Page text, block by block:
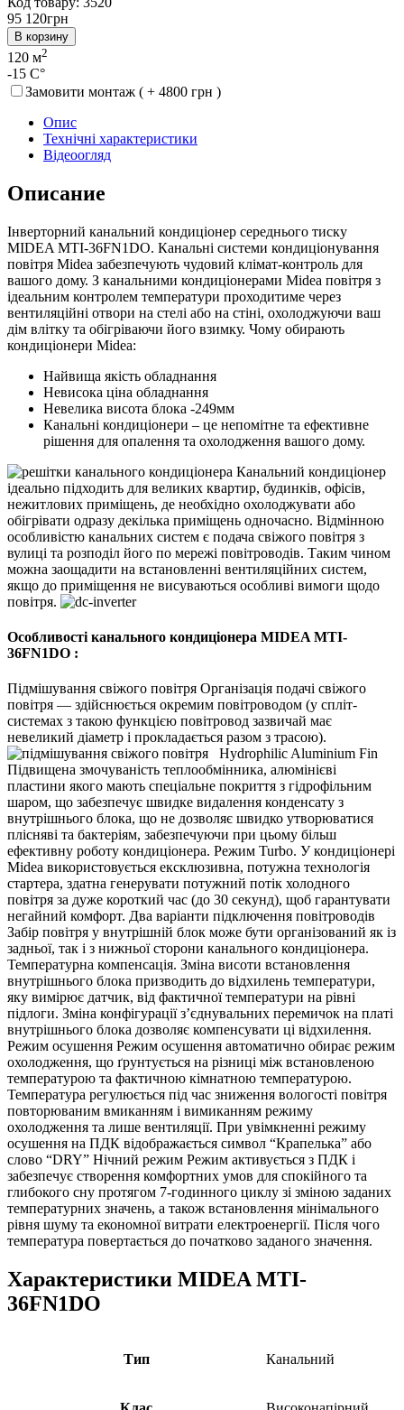
95 120грн
В корзину
120 м2
-15 C°
Замовити монтаж ( + 4800 грн )
Опис
Технічні характеристики
Відеоогляд
Описание
Інверторний канальний кондиціонер середнього тиску
MIDEA MTI-36FN1DO. Канальні системи кондиціонування
повітря Midea забезпечують чудовий клімат-контроль для
вашого дому. З канальними кондиціонерами Midea повітря з
ідеальним контролем температури проходитиме через
вентиляційні отвори на стелі або на стіні, охолоджуючи ваш
дім влітку та обігріваючи його взимку. Чому обирають
кондиціонери Midea:
Найвища якість обладнання
Невисока ціна обладнання
Невелика висота блока -249мм
Канальні кондиціонери – це непомітне та ефективне
рішення для опалення та охолодження вашого дому.
Канальний кондиціонер
ідеально підходить для великих квартир, будинків, офісів,
нежитлових приміщень, де необхідно охолоджувати або
обігрівати одразу декілька приміщень одночасно. Відмінною
особливістю канальних систем є подача свіжого повітря з
вулиці та розподіл його по мережі повітроводів. Таким чином
можна заощадити на встановленні вентиляційних систем,
якщо до приміщення не висуваються особливі вимоги щодо
повітря.
Особливості канального кондиціонера MIDEA MTI-
36FN1DO :
Підмішування свіжого повітря Організація подачі свіжого
повітря — здійснюється окремим повітроводом (у спліт-
системах з такою функцією повітровод зазвичай має
невеликий діаметр і прокладається разом з трасою).
Hydrophilic Aluminium Fin
Підвищена змочуваність теплообмінника, алюмінієві
пластини якого мають спеціальне покриття з гідрофільним
шаром, що забезпечує швидке видалення конденсату з
внутрішнього блока, що не дозволяє швидко утворюватися
плісняві та бактеріям, забезпечуючи при цьому більш
ефективну роботу кондиціонера. Режим Turbo. У кондиціонері
Midea використовується ексклюзивна, потужна технологія
стартера, здатна генерувати потужний потік холодного
повітря за дуже короткий час (до 30 секунд), щоб гарантувати
негайний комфорт. Два варіанти підключення повітроводів
Забір повітря у внутрішній блок може бути організований як із
задньої, так і з нижньої сторони канального кондиціонера.
Температурна компенсація. Зміна висоти встановлення
внутрішнього блока призводить до відхилень температури,
яку вимірює датчик, від фактичної температури на рівні
підлоги. Зміна конфігурації з’єднувальних перемичок на платі
внутрішнього блока дозволяє компенсувати ці відхилення.
Режим осушення Режим осушення автоматично обирає режим
охолодження, що ґрунтується на різниці між встановленою
температурою та фактичною кімнатною температурою.
Температура регулюється під час зниження вологості повітря
повторюваним вмиканням і вимиканням режиму
охолодження та лише вентиляції. При увімкненні режиму
осушення на ПДК відображається символ “Крапелька” або
слово “DRY” Нічний режим Режим активується з ПДК і
забезпечує створення комфортних умов для спокійного та
глибокого сну протягом 7-годинного циклу зі зміною заданих
температурних значень, а також встановлення мінімального
рівня шуму та економної витрати електроенергії. Після чого
температура повертається до початково заданого значення.
Характеристики MIDEA MTI-
36FN1DO
Тип Канальний